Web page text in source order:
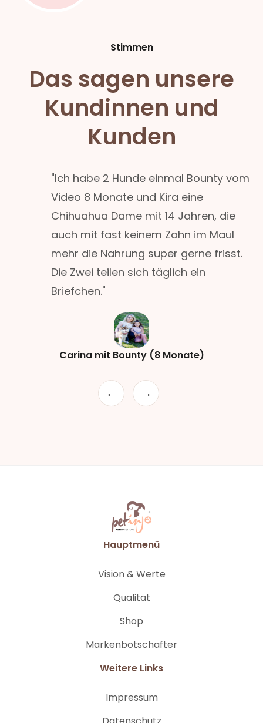
Stimmen
Das sagen unsere
Kundinnen und
Kunden
"Ich habe 2 Hunde einmal Bounty vom
Video 8 Monate und Kira eine
Chihuahua Dame mit 14 Jahren, die
auch mit fast keinem Zahn im Maul
mehr die Nahrung super gerne frisst.
Die Zwei teilen sich täglich ein
Briefchen."
Carina mit Bounty (8 Monate)
← →
Hauptmenü
Vision & Werte
Qualität
Shop
Markenbotschafter
Weitere Links
Impressum